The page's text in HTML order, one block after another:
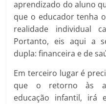
aprendizado do aluno
que o educador tenha
realidade individual
Portanto, eis aqui a
dupla: financeira e de
Em terceiro lugar é
que o retorno às
educação infantil, irá